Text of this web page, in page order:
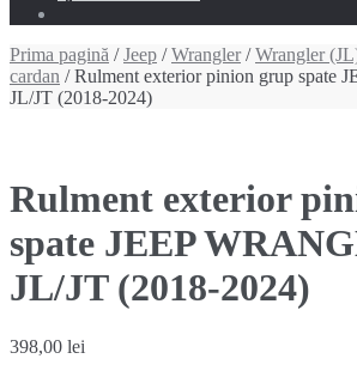
Prima pagină /Jeep /Wrangler/Wrangler
cardan / Rulment exterior pinion grup spate
JL/JT (2018-2024)
Rulment exterior
spate JEEP
JL/JT (2018-2024)
398,00 lei